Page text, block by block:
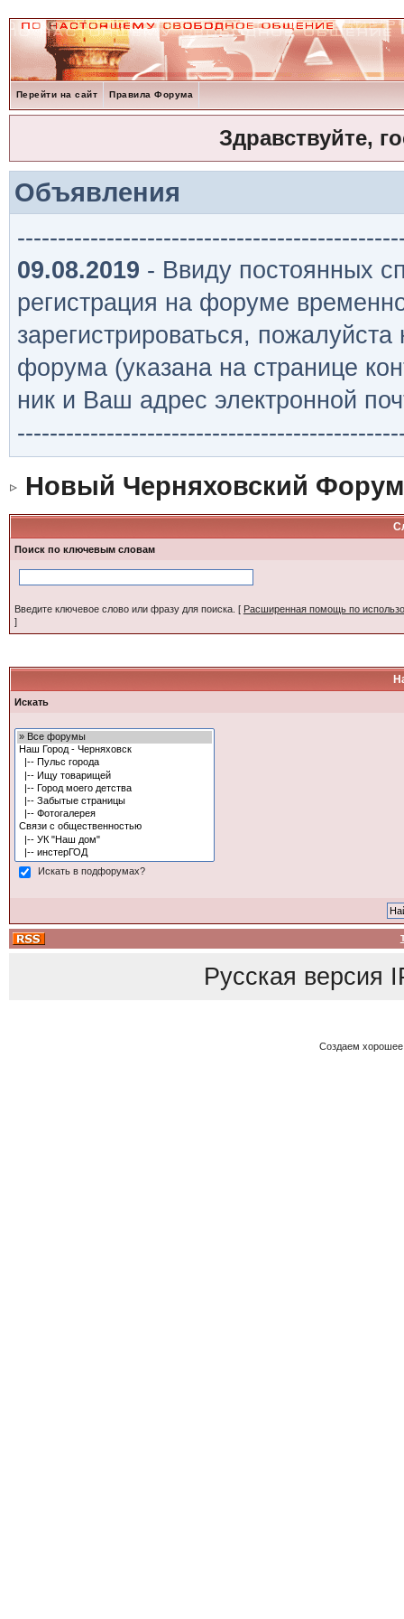
Перейти на сайт Правила Форума
Здравствуйте,
Объявления
09.08.2019 - Ввиду постоянных
регистрация на форуме
зарегистрироваться,
форума (указана на странице
ник и Ваш адрес электронной
Новый Черняховский Форум
Поиск по ключевым словам
Введите ключевое слово или фразу для поиска. [ Расширенная помощь по
]
Искать
Искать в подфорумах?
Русская версия
Создаем